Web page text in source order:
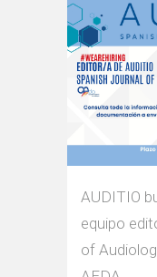
AUDITIO
equipo
of